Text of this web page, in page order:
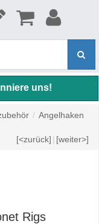
uns!
/ Angelhaken
[<zurück] | [weiter>]
Rigs